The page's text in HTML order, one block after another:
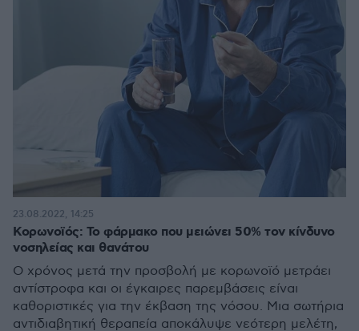
Κορωνοϊός: Το φάρμακο που μειώνει 50% τον κίνδυνο
νοσηλείας και θανάτου
O χρόνος μετά την προσβολή με κορωνοϊό μετράει
αντίστροφα και οι έγκαιρες παρεμβάσεις είναι
καθοριστικές για την έκβαση της νόσου. Μια σωτήρια
αντιδιαβητική θεραπεία αποκάλυψε νεότερη μελέτη,
23.08.2022, 14:25